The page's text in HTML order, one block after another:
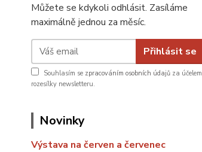
Můžete se kdykoli odhlásit. Zasíláme
maximálně jednou za měsíc.
Přihlásit se
Souhlasím se zpracováním osobních údajů za účelem
rozesílky newsletteru.
Novinky
Výstava na červen a červenec